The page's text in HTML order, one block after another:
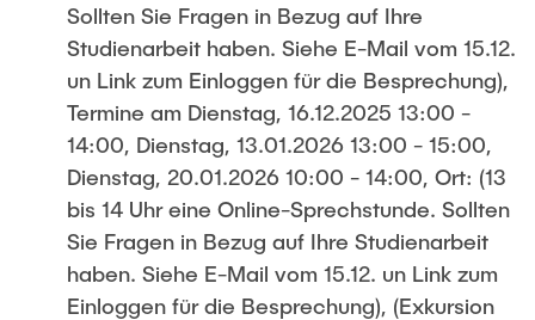
Sollten Sie Fragen in Bezug auf Ihre
Studienarbeit haben. Siehe E-Mail vom 15.12.
un Link zum Einloggen für die Besprechung),
Termine am Dienstag, 16.12.2025 13:00 -
14:00, Dienstag, 13.01.2026 13:00 - 15:00,
Dienstag, 20.01.2026 10:00 - 14:00, Ort: (13
bis 14 Uhr eine Online-Sprechstunde. Sollten
Sie Fragen in Bezug auf Ihre Studienarbeit
haben. Siehe E-Mail vom 15.12. un Link zum
Einloggen für die Besprechung), (Exkursion